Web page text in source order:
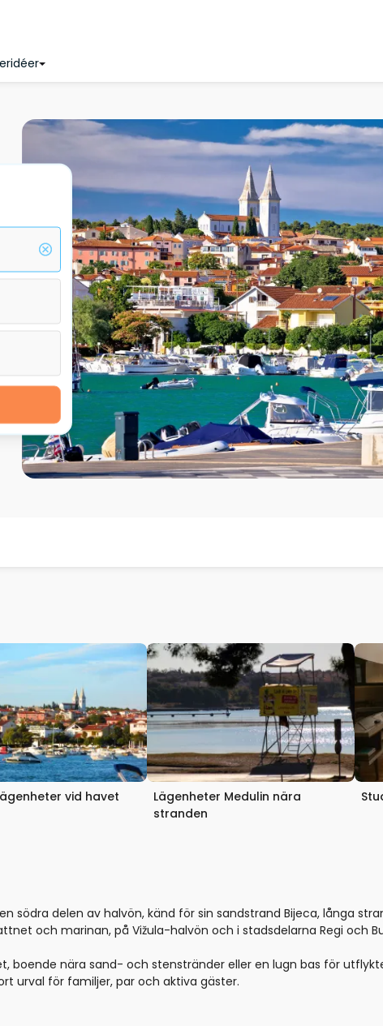
vid havet
Lägenheter Medulin nära
stranden
södra delen av halvön, känd för sin sandstrand Bijeca, långa
och marinan, på Vižula-halvön och i stadsdelarna Regi och
nära sand- och stenstränder eller en lugn bas för
urval för familjer, par och aktiva gäster.